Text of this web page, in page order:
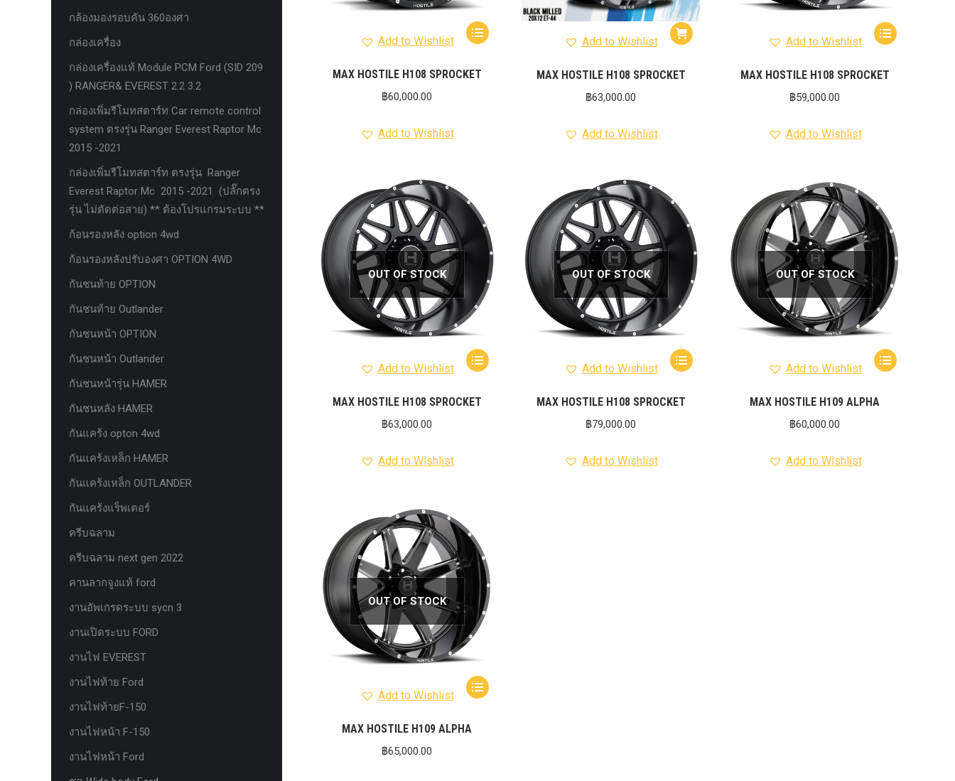
Add to Wishlist
MAX HOSTILE H108 SPROCKET
฿60,000.00
Add to Wishlist
Add to Wishlist
MAX HOSTILE H108 SPROCKET
฿63,000.00
Add to Wishlist
Add to Wishlist
MAX HOSTILE H108 SPROCKET
฿59,000.00
Add to Wishlist
OUT OF STOCK
Add to Wishlist
MAX HOSTILE H108 SPROCKET
฿63,000.00
Add to Wishlist
OUT OF STOCK
Add to Wishlist
MAX HOSTILE H108 SPROCKET
฿79,000.00
Add to Wishlist
OUT OF STOCK
Add to Wishlist
MAX HOSTILE H109 ALPHA
฿60,000.00
Add to Wishlist
OUT OF STOCK
Add to Wishlist
MAX HOSTILE H109 ALPHA
฿65,000.00
กล้องมองรอบคัน 360องศา
กล่องเครื่อง
กล่องเครื่องแท้ Module PCM Ford (SID 209
) RANGER& EVEREST 2.2 3.2
กล่องเพิ่มรีโมทสตาร์ท Car remote control
system ตรงรุ่น Ranger Everest Raptor Mc
2015 -2021
กล่องเพิ่มรีโมทสตาร์ท ตรงรุ่น Ranger
Everest Raptor Mc 2015 -2021 (ปลั๊กตรง
รุ่น ไม่ตัดต่อสาย) ** ต้องโปรแกรมระบบ **
ก้อนรองหลัง option 4wd
ก้อนรองหลังปรับองศา OPTION 4WD
กันชนท้าย OPTION
กันชนท้าย Outlander
กันชนหน้า OPTION
กันชนหน้า Outlander
กันชนหน้ารุ่น HAMER
กันชนหลัง HAMER
กันแคร้ง opton 4wd
กันแคร้งเหล็ก HAMER
กันแคร้งเหล็ก OUTLANDER
กันแคร้งแร็พเตอร์
ครีบฉลาม
ครีบฉลาม next gen 2022
คานลากจูงแท้ ford
งานอัพเกรดระบบ sycn 3
งานเปิดระบบ FORD
งานไฟ EVEREST
งานไฟท้าย Ford
งานไฟท้ายF-150
งานไฟหน้า F-150
งานไฟหน้า Ford
งานไฟหน้า F-150
งานไฟหน้า Ford
ชุด Wide body Ford
ชุดปรับระยะเซ็นเซอร์เพลาหลัง
ชุดป้องกันเซ็นเซอร์วัดองศาเพลาท้าย
ชุดแต่ง Ford
บันไดข้าง HAMER
บันไดข้าง Outlander
ประดับยนต์ Ford
ปีกนกปรับองศา Option 4WD
ฝาครอบกระโปรง
มอเตอร์ แร็กไฟฟ้า PSCM.แท้ Fomoco
Ford Ford Ranger Everest Raptor 2015-
RANGER EVEREST Raptor 2011-2021
หน้าจอ Sync 3 รุ่นล่าสุด ตรงรุ่น Ford
Ranger Everest สำหรับ Upgrade Sync
หน้าจอเรือนไมล์แท้ FORD EVEREST
RANGER 2.0 PART G
หน้าจอเรือนไมล์แท้ FORD EVEREST
PART J